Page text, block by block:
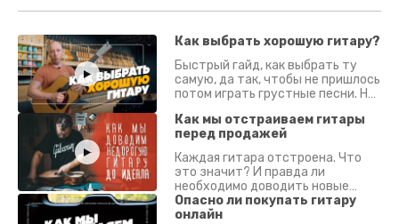
Как выбрать хорошую гитару?
Быстрый гайд, как выбрать ту
самую, да так, чтобы не пришлось
потом играть грустные песни. На
Как мы отстраиваем гитары
перед продажей
Каждая гитара отстроена. Что
это значит? И правда ли
необходимо доводить новые
гитары? Если кратко - да.
Подробно - в видео :)
Опасно ли покупать гитару
онлайн